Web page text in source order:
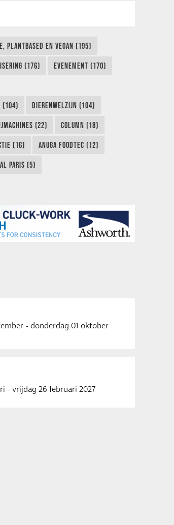
PLANTBASED EN VEGAN (195)
(176) EVENEMENT (170)
(104) DIERENWELZIJN (104)
(22) COLUMN (18)
(16) ANUGA FOODTEC (12)
PARIS (5)
- donderdag 01 oktober
- vrijdag 26 februari 2027